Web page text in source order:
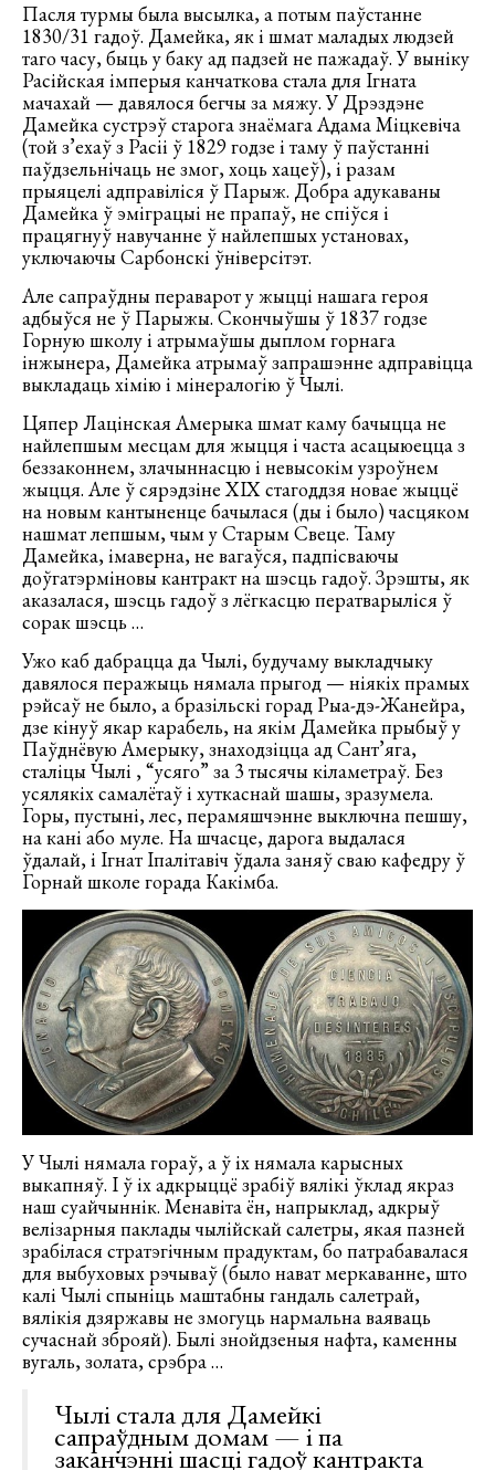
Пасля турмы была высылка, а потым паўстанне
1830/31 гадоў. Дамейка, як і шмат маладых людзей
таго часу, быць у баку ад падзей не пажадаў. У выніку
Расійская імперыя канчаткова стала для Ігната
мачахай — давялося бегчы за мяжу. У Дрэздэне
Дамейка сустрэў старога знаёмага Адама Міцкевіча
(той з’ехаў з Расіі ў 1829 годзе і таму ў паўстанні
паўдзельнічаць не змог, хоць хацеў), і разам
прыяцелі адправіліся ў Парыж. Добра адукаваны
Дамейка ў эміграцыі не прапаў, не спіўся і
працягнуў навучанне ў найлепшых установах,
уключаючы Сарбонскі ўніверсітэт.
Але сапраўдны пераварот у жыцці нашага героя
адбыўся не ў Парыжы. Скончыўшы ў 1837 годзе
Горную школу і атрымаўшы дыплом горнага
інжынера, Дамейка атрымаў запрашэнне адправіцца
выкладаць хімію і мінералогію ў Чылі.
Цяпер Лацінская Амерыка шмат каму бачыцца не
найлепшым месцам для жыцця і часта асацыюецца з
беззаконнем, злачыннасцю і невысокім узроўнем
жыцця. Але ў сярэдзіне ХІХ стагоддзя новае жыццё
на новым кантыненце бачылася (ды і было) часцяком
нашмат лепшым, чым у Старым Свеце. Таму
Дамейка, iмаверна, не вагаўся, падпісваючы
доўгатэрміновы кантракт на шэсць гадоў. Зрэшты, як
аказалася, шэсць гадоў з лёгкасцю ператварыліся ў
сорак шэсць …
Ужо каб дабрацца да Чылі, будучаму выкладчыку
давялося перажыць нямала прыгод — ніякіх прамых
рэйсаў не было, а бразільскі горад Рыа-дэ-Жанейра,
дзе кінуў якар карабель, на якім Дамейка прыбыў у
Паўднёвую Амерыку, знаходзіцца ад Сант’яга,
сталіцы Чылі , “усяго” за 3 тысячы кіламетраў. Без
усялякіх самалётаў і хуткаснай шашы, зразумела.
Горы, пустыні, лес, перамяшчэнне выключна пешшу,
на кані або муле. На шчасце, дарога выдалася
ўдалай, і Ігнат Іпалітавіч ўдала заняў сваю кафедру ў
Горнай школе горада Какiмба.
У Чылі нямала гораў, а ў іх нямала карысных
выкапняў. І ў іх адкрыццё зрабіў вялікі ўклад якраз
наш суайчыннік. Менавіта ён, напрыклад, адкрыў
велізарныя паклады чылійскай салетры, якая пазней
зрабілася стратэгічным прадуктам, бо патрабавалася
для выбуховых рэчываў (было нават меркаванне, што
калі Чылі спыніць маштабны гандаль салетрай,
вялікія дзяржавы не змогуць нармальна ваяваць
сучаснай зброяй). Былі знойдзеныя нафта, каменны
вугаль, золата, срэбра …
Чылі стала для Дамейкі
сапраўдным домам — і па
заканчэнні шасці гадоў кантракта